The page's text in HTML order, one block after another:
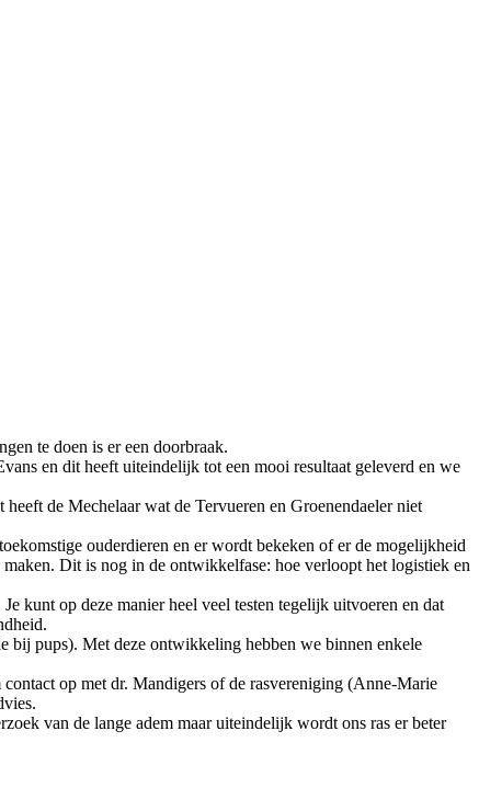
te doen is er een doorbraak.
en dit heeft uiteindelijk tot een mooi resultaat geleverd en we
de Mechelaar wat de Tervueren en Groenendaeler niet
ouderdieren en er wordt bekeken of er de mogelijkheid
Dit is nog in de ontwikkelfase: hoe verloopt het logistiek en
kunt op deze manier heel veel testen tegelijk uitvoeren en dat
bij pups). Met deze ontwikkeling hebben we binnen enkele
op met dr. Mandigers of de rasvereniging (Anne-Marie
van de lange adem maar uiteindelijk wordt ons ras er beter